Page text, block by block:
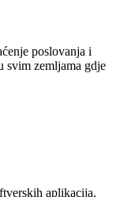
poslovanja i
svim zemljama gdje
aplikacija.